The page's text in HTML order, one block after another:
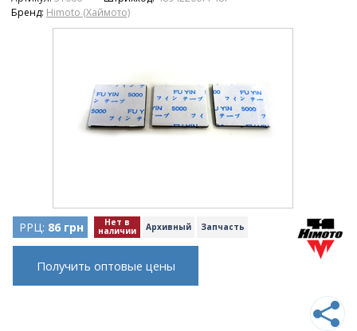
Бренд: Himoto (Хаймото)
РРЦ: 86 грн Нет в
наличии Архивный Запчасть
Получить оптовые цены